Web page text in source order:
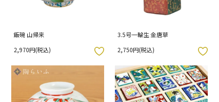
飯碗 山帰来
2,970円(税込)
3.5号一輪生 金唐草
2,750円(税込)
お気に入りボタン